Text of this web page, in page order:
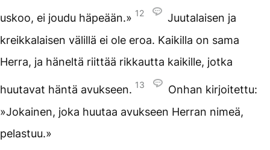
uskoo, ei joudu häpeään.» 12
Juutalaisen ja
kreikkalaisen välillä ei ole eroa. Kaikilla on sama
Herra, ja häneltä riittää rikkautta kaikille, jotka
huutavat häntä avukseen. 13
Onhan kirjoitettu:
»Jokainen, joka huutaa avukseen Herran nimeä,
pelastuu.»